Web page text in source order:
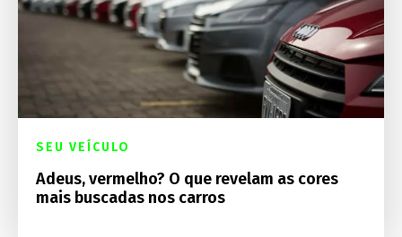
SEU VEÍCULO
Adeus, vermelho? O que revelam as cores
mais buscadas nos carros